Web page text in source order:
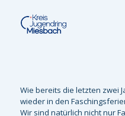
Wie bereits die letzten zwei
wieder in den
Wir sind natürlich nicht nur